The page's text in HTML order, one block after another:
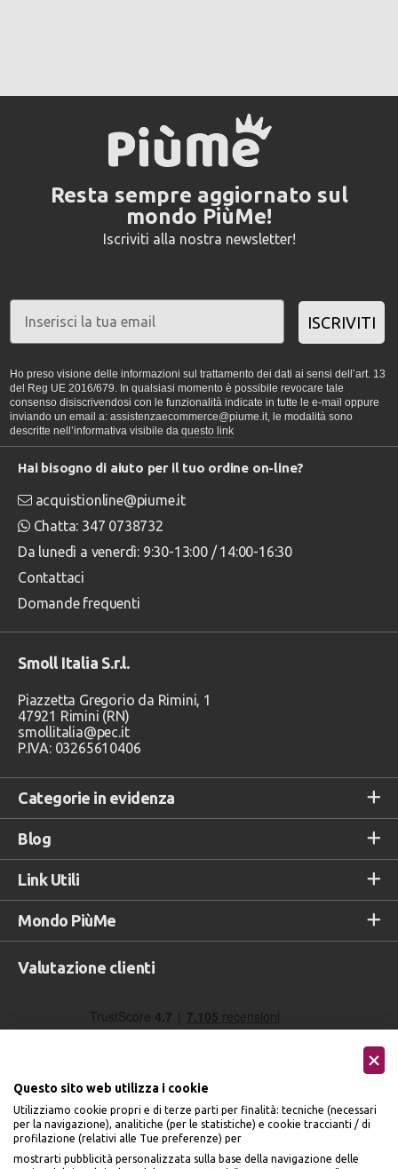
Resta sempre aggiornato sul
mondo PiùMe!
Iscriviti alla nostra newsletter!
ISCRIVITI
Ho preso visione delle informazioni sul trattamento dei dati ai sensi dell’art. 13
del Reg UE 2016/679. In qualsiasi momento è possibile revocare tale
consenso disiscrivendosi con le funzionalità indicate in tutte le e-mail oppure
inviando un email a: assistenzaecommerce@piume.it, le modalità sono
descritte nell’informativa visibile da questo link
Categorie in evidenza
Blog
Link Utili
Mondo PiùMe
Hai bisogno di aiuto per il tuo ordine on-line?
acquistionline@piume.it
Chatta: 347 0738732
Da lunedì a venerdì: 9:30-13:00 / 14:00-16:30
Contattaci
Domande frequenti
Smoll Italia S.r.l.
Piazzetta Gregorio da Rimini, 1
47921 Rimini (RN)
smollitalia@pec.it
P.IVA: 03265610406
Valutazione clienti
Seguici sui social
Questo sito web utilizza i cookie
Utilizziamo cookie propri e di terze parti per finalità: tecniche (necessari
per la navigazione), analitiche (per le statistiche) e cookie traccianti / di
profilazione (relativi alle Tue preferenze) per
mostrarti pubblicità personalizzata sulla base della navigazione delle